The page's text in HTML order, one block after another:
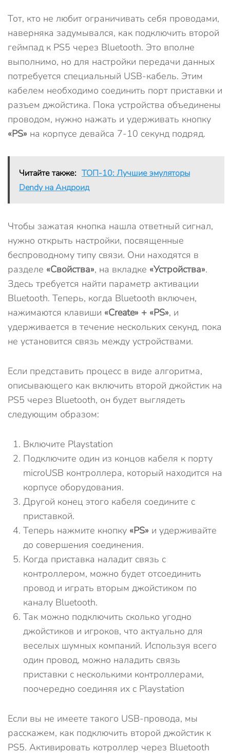
Тот, кто не любит ограничивать себя проводами,
наверняка задумывался, как подключить второй
геймпад к PS5 через Bluetooth. Это вполне
выполнимо, но для настройки передачи данных
потребуется специальный USB-кабель. Этим
кабелем необходимо соединить порт приставки и
разъем джойстика. Пока устройства объединены
проводом, нужно нажать и удерживать кнопку
«PS» на корпусе девайса 7-10 секунд подряд.
Читайте также: ТОП-10: Лучшие эмуляторы
Dendy на Андроид
Чтобы зажатая кнопка нашла ответный сигнал,
нужно открыть настройки, посвященные
беспроводному типу связи. Они находятся в
разделе «Свойства», на вкладке «Устройства».
Здесь требуется найти параметр активации
Bluetooth. Теперь, когда Bluetooth включен,
нажимаются клавиши «Create» + «PS», и
удерживается в течение нескольких секунд, пока
не установится связь между устройствами.
Если представить процесс в виде алгоритма,
описывающего как включить второй джойстик на
PS5 через Bluetooth, он будет выглядеть
следующим образом:
Включите Playstation
Подключите один из концов кабеля к порту
microUSB контроллера, который находится на
корпусе оборудования.
Другой конец этого кабеля соедините с
приставкой.
Теперь нажмите кнопку «PS» и удерживайте
до совершения соединения.
Когда приставка наладит связь с
контроллером, можно будет отсоединить
провод и играть вторым джойстиком по
каналу Bluetooth.
Так можно подключить сколько угодно
джойстиков и игроков, что актуально для
веселых шумных компаний. Используя всего
один провод, можно наладить связь
приставки с несколькими контроллерами,
поочередно соединяя их с Playstation
Если вы не имеете такого USB-провода, мы
расскажем, как подключить второй джойстик к
PS5. Активировать котроллер через Bluetooth